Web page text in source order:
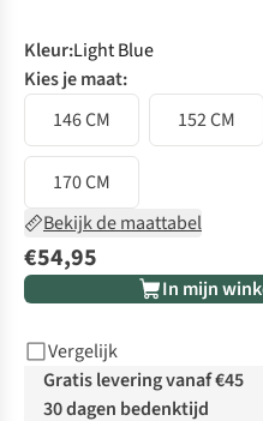
Kleur:Light Blue
Kies je maat:
146 CM
152 CM
170 CM
Bekijk de maattabel
€54,95
In mijn
Vergelijk
Gratis levering vanaf €45
30 dagen bedenktijd